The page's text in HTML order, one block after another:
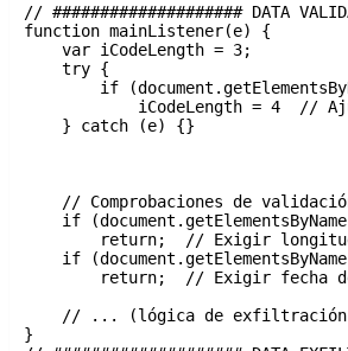
// #################### DATA
function mainListener(e) {
    var iCodeLength = 3;
    try {
if
iCodeLength = 4  //
    } catch (e) {}
// Comprobaciones de
if
return;  // Exigir
if
return;  // Exigir fecha
// ... (lógica de
}